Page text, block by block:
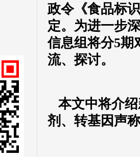
政令《食品标
定。为进一步
信息组将分5期
流、探讨。
本文中将介绍
剂、转基因声